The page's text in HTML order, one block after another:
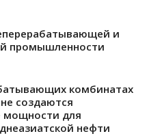
и
промышленности
комбинатах
создаются
мощности для
нефти